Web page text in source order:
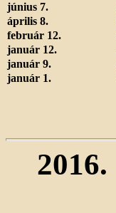
június 7.
április 8.
február 12.
január 12.
január 9.
január 1.
2016.